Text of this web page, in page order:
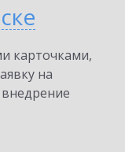
карточками,
на